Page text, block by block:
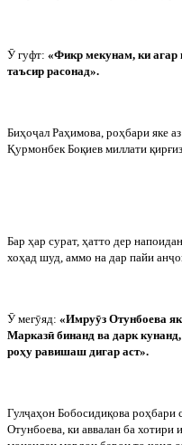
Ӯ гуфт: «Фикр мекунам, ки агар
таъсир расонад».
Биҳоҷал Раҳимова, роҳбари яке
Қурмонбек Боқиев миллати
Бар ҳар сурат, ҳатто дер
хоҳад шуд, аммо на дар пайи анҷ
Ӯ мегӯяд: «Имруӯз Отунбоева
Марказӣ бинанд ва дарк
роҳу равишаш дигар аст».
Гулҷаҳон Бобосидиқова роҳбари
Отунбоева, ки аввалан ба